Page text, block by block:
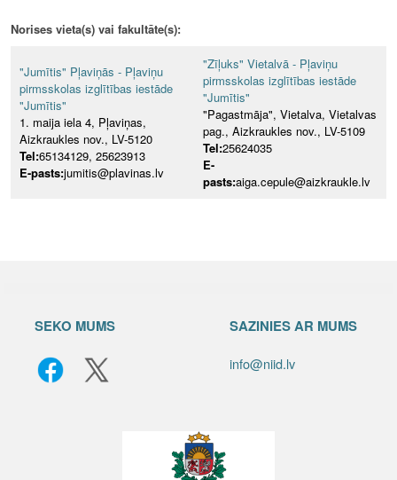
Norises vieta(s) vai fakultāte(s):
"Jumītis" Pļaviņās - Pļaviņu
pirmsskolas izglītības iestāde
"Jumītis"
1. maija iela 4, Pļaviņas,
Aizkraukles nov., LV-5120
Tel:65134129, 25623913
E-pasts:jumitis@plavinas.lv
"Zīļuks" Vietalvā - Pļaviņu
pirmsskolas izglītības iestāde
"Jumītis"
"Pagastmāja", Vietalva, Vietalvas
pag., Aizkraukles nov., LV-5109
Tel:25624035
E-
pasts:aiga.cepule@aizkraukle.lv
SEKO MUMS SAZINIES AR MUMS
info@niid.lv